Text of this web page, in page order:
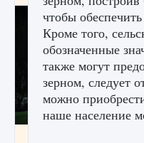
чтобы
Кроме того,
обозначенные
также могут
зерном, следует
можно
наше население